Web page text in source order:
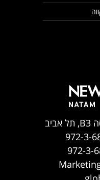
972-3-
972-3-